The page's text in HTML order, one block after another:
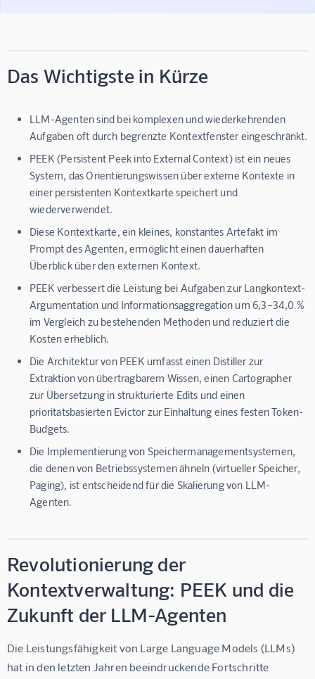
Das Wichtigste in Kürze
LLM-Agenten sind bei komplexen und wiederkehrenden
Aufgaben oft durch begrenzte Kontextfenster eingeschränkt.
PEEK (Persistent Peek into External Context) ist ein neues
System, das Orientierungswissen über externe Kontexte in
einer persistenten Kontextkarte speichert und
wiederverwendet.
Diese Kontextkarte, ein kleines, konstantes Artefakt im
Prompt des Agenten, ermöglicht einen dauerhaften
Überblick über den externen Kontext.
PEEK verbessert die Leistung bei Aufgaben zur Langkontext-
Argumentation und Informationsaggregation um 6,3–34,0 %
im Vergleich zu bestehenden Methoden und reduziert die
Kosten erheblich.
Die Architektur von PEEK umfasst einen Distiller zur
Extraktion von übertragbarem Wissen, einen Cartographer
zur Übersetzung in strukturierte Edits und einen
prioritätsbasierten Evictor zur Einhaltung eines festen Token-
Budgets.
Die Implementierung von Speichermanagementsystemen,
die denen von Betriebssystemen ähneln (virtueller Speicher,
Paging), ist entscheidend für die Skalierung von LLM-
Agenten.
Revolutionierung der
Kontextverwaltung: PEEK und die
Zukunft der LLM-Agenten
Die Leistungsfähigkeit von Large Language Models (LLMs)
hat in den letzten Jahren beeindruckende Fortschritte